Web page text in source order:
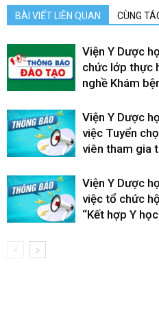
BÀI VIẾT LIÊN QUAN CÙNG
Viện Y Dược
chức lớp thực
nghề Khám
Viện Y Dược
việc Tuyển
viên tham gia
Viện Y Dược
việc tổ chức
“Kết hợp Y